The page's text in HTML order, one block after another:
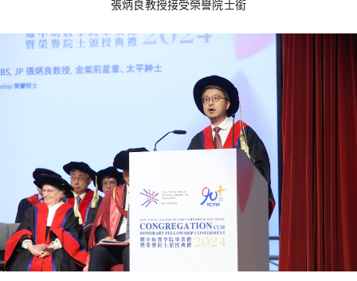
張炳良教授接受榮譽院士銜